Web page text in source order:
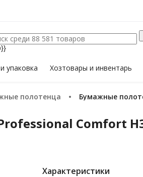
и упаковка Хозтоварыи инвентарь
полотенца Бумажные
Comfort
Характеристики